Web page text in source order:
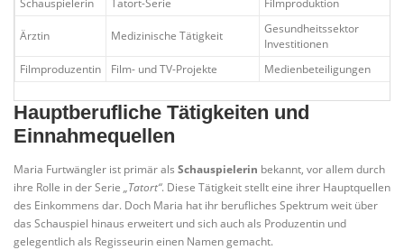
Schauspielerin Tatort-Serie Filmproduktion
Ärztin Medizinische Tätigkeit
Gesundheitssektor
Investitionen
Filmproduzentin Film- und TV-Projekte Medienbeteiligungen
Hauptberufliche Tätigkeiten und
Einnahmequellen
Maria Furtwängler ist primär als Schauspielerin bekannt, vor allem durch
ihre Rolle in der Serie „Tatort“. Diese Tätigkeit stellt eine ihrer Hauptquellen
des Einkommens dar. Doch Maria hat ihr berufliches Spektrum weit über
das Schauspiel hinaus erweitert und sich auch als Produzentin und
gelegentlich als Regisseurin einen Namen gemacht.